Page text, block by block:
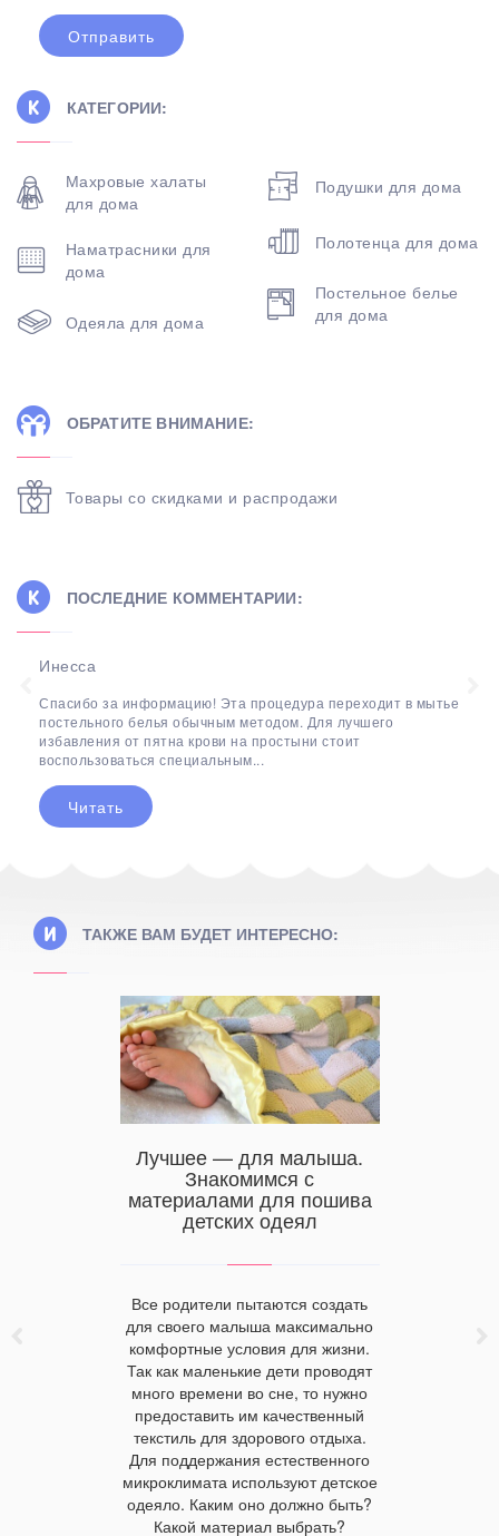
КАТЕГОРИИ:
Махровые халаты
для дома
Наматрасники для
дома
Одеяла для дома
Подушки для дома
Полотенца для дома
Постельное белье
для дома
ОБРАТИТЕ ВНИМАНИЕ:
Товары со скидками и распродажи
ПОСЛЕДНИЕ КОММЕНТАРИИ:
Инесса
Спасибо за информацию! Эта процедура переходит в мытье
постельного белья обычным методом. Для лучшего
избавления от пятна крови на простыни стоит
воспользоваться специальным...
Читать
ТАКЖЕ ВАМ БУДЕТ ИНТЕРЕСНО:
Лучшее — для малыша.
Знакомимся с
материалами для пошива
детских одеял
Все родители пытаются создать
для своего малыша максимально
комфортные условия для жизни.
Так как маленькие дети проводят
много времени во сне, то нужно
предоставить им качественный
текстиль для здорового отдыха.
Для поддержания естественного
микроклимата используют детское
одеяло. Каким оно должно быть?
Какой материал выбрать?